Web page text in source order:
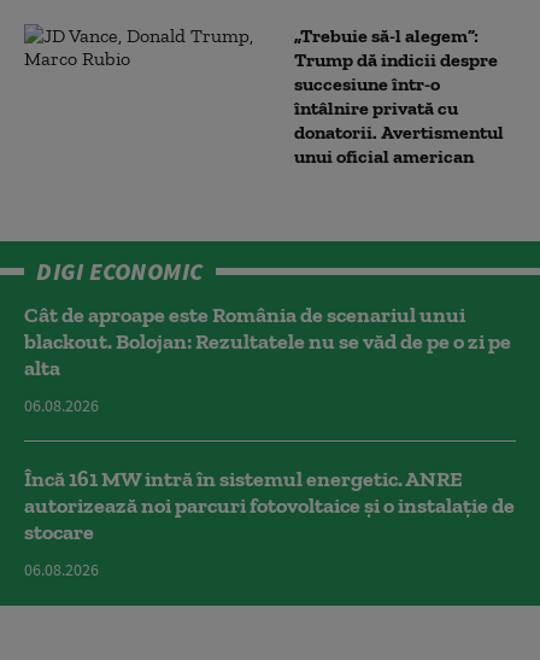
„Trebuie să-l alegem”:
Trump dă indicii despre
succesiune într-o
întâlnire privată cu
donatorii. Avertismentul
unui oficial american
DIGI ECONOMIC
Cât de aproape este România de scenariul unui
blackout. Bolojan: Rezultatele nu se văd de pe o zi pe
alta
06.08.2026
Încă 161 MW intră în sistemul energetic. ANRE
autorizează noi parcuri fotovoltaice și o instalație de
stocare
06.08.2026